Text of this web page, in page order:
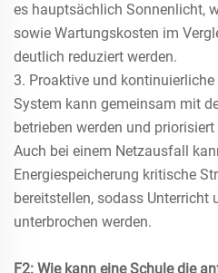
es hauptsächlich Sonnenlicht,
sowie Wartungskosten im
deutlich reduziert werden.
3. Proaktive und
System kann gemeinsam mit
betrieben werden und
Auch bei einem Netzausfall
Energiespeicherung kritische
bereitstellen, sodass Unterricht
unterbrochen werden.
F2: Wie kann eine Schule die